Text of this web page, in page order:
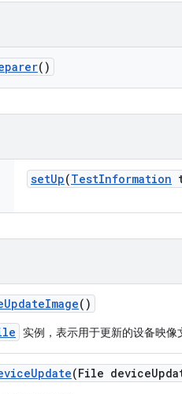
()
setUp(TestInformation
UpdateImage()
实例，表示用于更新的设备映像
Update(File device